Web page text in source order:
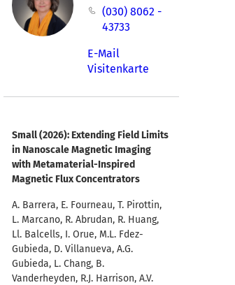
(030) 8062 -
43733
E-Mail
Visitenkarte
Small (2026): Extending Field Limits
in Nanoscale Magnetic Imaging
with Metamaterial-Inspired
Magnetic Flux Concentrators
A. Barrera, E. Fourneau, T. Pirottin,
L. Marcano, R. Abrudan, R. Huang,
Ll. Balcells, I. Orue, M.L. Fdez-
Gubieda, D. Villanueva, A.G.
Gubieda, L. Chang, B.
Vanderheyden, R.J. Harrison, A.V.